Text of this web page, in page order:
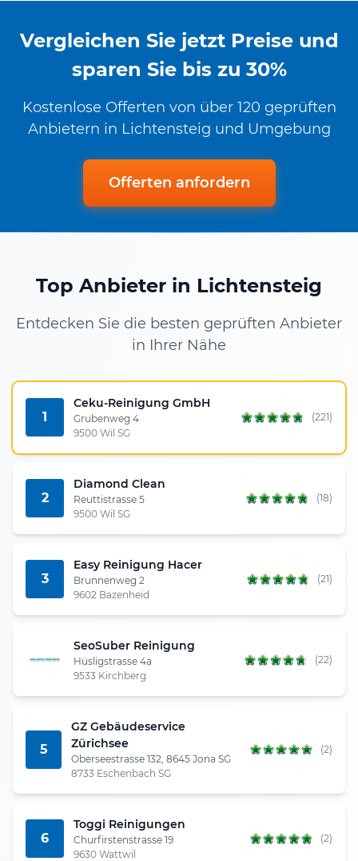
Vergleichen Sie jetzt Preise und
sparen Sie bis zu 30%
Kostenlose Offerten von über 120 geprüften
Anbietern in Lichtensteig und Umgebung
Offerten anfordern
Top Anbieter in Lichtensteig
Entdecken Sie die besten geprüften Anbieter
in Ihrer Nähe
1
Ceku-Reinigung GmbH
Grubenweg 4
9500 Wil SG
(221)
2
Diamond Clean
Reuttistrasse 5
9500 Wil SG
(18)
3
Easy Reinigung Hacer
Brunnenweg 2
9602 Bazenheid
(21)
SeoSuber Reinigung
Hüsligstrasse 4a
9533 Kirchberg
(22)
5
GZ Gebäudeservice
Zürichsee
Oberseestrasse 132, 8645 Jona SG
8733 Eschenbach SG
(2)
6
Toggi Reinigungen
Churfirstenstrasse 19
9630 Wattwil
(2)